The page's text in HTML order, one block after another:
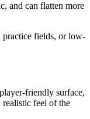
and can flatten more
practice fields, or low-
friendly surface,
feel of the